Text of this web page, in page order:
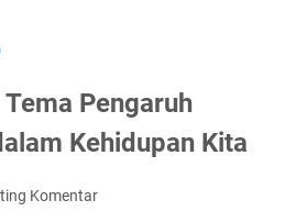
Pengaruh
Kehidupan Kita
Komentar